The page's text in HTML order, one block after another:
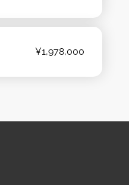
¥1,978,000